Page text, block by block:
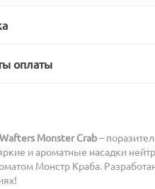
оплаты
Monster Crab–
и ароматные насадки
Монстр Краба.